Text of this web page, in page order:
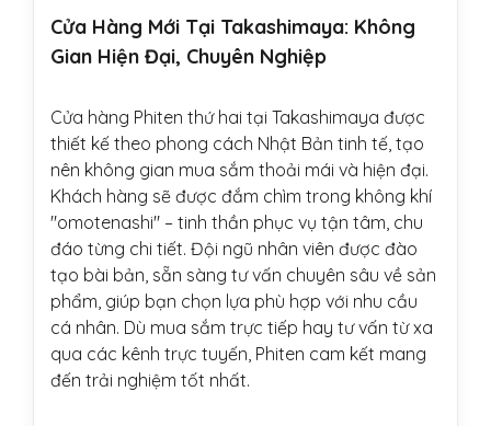
Cửa Hàng Mới Tại Takashimaya: Không
Gian Hiện Đại, Chuyên Nghiệp
Cửa hàng Phiten thứ hai tại Takashimaya được
thiết kế theo phong cách Nhật Bản tinh tế, tạo
nên không gian mua sắm thoải mái và hiện đại.
Khách hàng sẽ được đắm chìm trong không khí
"omotenashi" – tinh thần phục vụ tận tâm, chu
đáo từng chi tiết. Đội ngũ nhân viên được đào
tạo bài bản, sẵn sàng tư vấn chuyên sâu về sản
phẩm, giúp bạn chọn lựa phù hợp với nhu cầu
cá nhân. Dù mua sắm trực tiếp hay tư vấn từ xa
qua các kênh trực tuyến, Phiten cam kết mang
đến trải nghiệm tốt nhất.